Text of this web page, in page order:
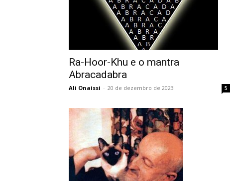
Ra-Hoor-Khu e o mantra
Abracadabra
Ali Onaissi - 20 de dezembro de 2023 5